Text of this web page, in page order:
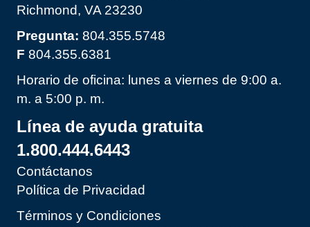
Richmond, VA 23230
Pregunta: 804.355.5748
F 804.355.6381
Horario de oficina: lunes a viernes de 9:00 a.
m. a 5:00 p. m.
Línea de ayuda gratuita
1.800.444.6443
Contáctanos
Política de Privacidad
Términos y Condiciones